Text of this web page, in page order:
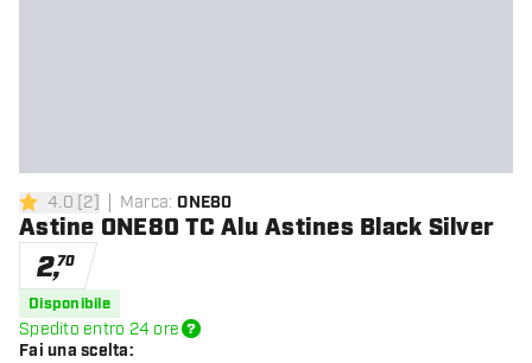
4 stelle di valutazione
4.0 [2] Marca: ONE80
Astine ONE80 TC Alu Astines Black Silver
2,70
Disponibile
Spedito entro 24 ore
Fai una scelta: